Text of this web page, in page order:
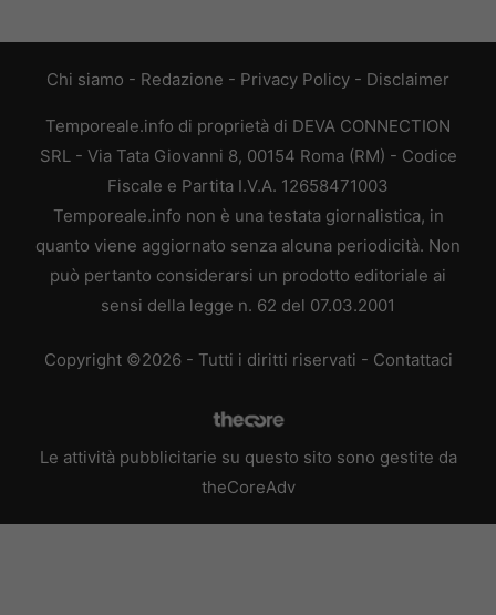
Chi siamo - Redazione - Privacy Policy - Disclaimer
Temporeale.info di proprietà di DEVA CONNECTION
SRL - Via Tata Giovanni 8, 00154 Roma (RM) - Codice
Fiscale e Partita I.V.A. 12658471003
Temporeale.info non è una testata giornalistica, in
quanto viene aggiornato senza alcuna periodicità. Non
può pertanto considerarsi un prodotto editoriale ai
sensi della legge n. 62 del 07.03.2001
Copyright ©2026 - Tutti i diritti riservati - Contattaci
Le attività pubblicitarie su questo sito sono gestite da
theCoreAdv